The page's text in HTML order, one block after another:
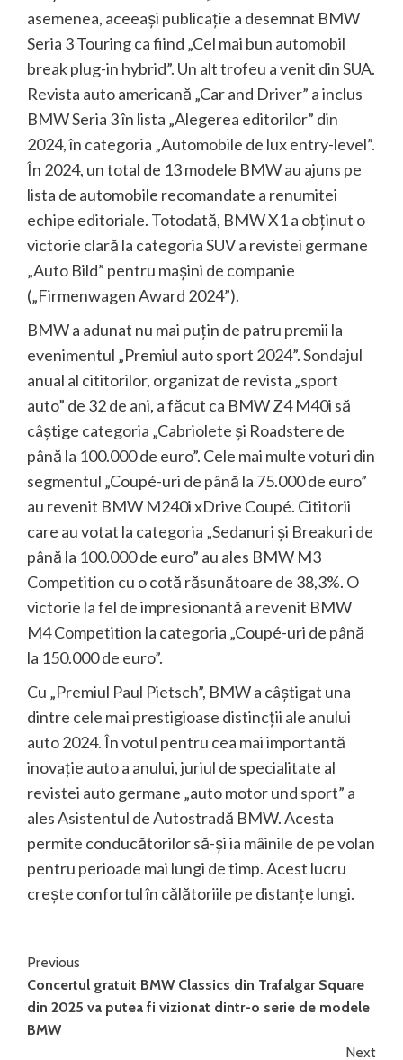
asemenea, aceeaşi publicaţie a desemnat BMW
Seria 3 Touring ca fiind „Cel mai bun automobil
break plug-in hybrid”. Un alt trofeu a venit din SUA.
Revista auto americană „Car and Driver” a inclus
BMW Seria 3 în lista „Alegerea editorilor” din
2024, în categoria „Automobile de lux entry-level”.
În 2024, un total de 13 modele BMW au ajuns pe
lista de automobile recomandate a renumitei
echipe editoriale. Totodată, BMW X1 a obţinut o
victorie clară la categoria SUV a revistei germane
„Auto Bild” pentru maşini de companie
(„Firmenwagen Award 2024”).
BMW a adunat nu mai puţin de patru premii la
evenimentul „Premiul auto sport 2024”. Sondajul
anual al cititorilor, organizat de revista „sport
auto” de 32 de ani, a făcut ca BMW Z4 M40i să
câştige categoria „Cabriolete şi Roadstere de
până la 100.000 de euro”. Cele mai multe voturi din
segmentul „Coupé-uri de până la 75.000 de euro”
au revenit BMW M240i xDrive Coupé. Cititorii
care au votat la categoria „Sedanuri şi Breakuri de
până la 100.000 de euro” au ales BMW M3
Competition cu o cotă răsunătoare de 38,3%. O
victorie la fel de impresionantă a revenit BMW
M4 Competition la categoria „Coupé-uri de până
la 150.000 de euro”.
Cu „Premiul Paul Pietsch”, BMW a câştigat una
dintre cele mai prestigioase distincţii ale anului
auto 2024. În votul pentru cea mai importantă
inovaţie auto a anului, juriul de specialitate al
revistei auto germane „auto motor und sport” a
ales Asistentul de Autostradă BMW. Acesta
permite conducătorilor să-şi ia mâinile de pe volan
pentru perioade mai lungi de timp. Acest lucru
creşte confortul în călătoriile pe distanţe lungi.
Continue
Reading
Previous
Concertul gratuit BMW Classics din Trafalgar Square
din 2025 va putea fi vizionat dintr-o serie de modele
BMW
Next